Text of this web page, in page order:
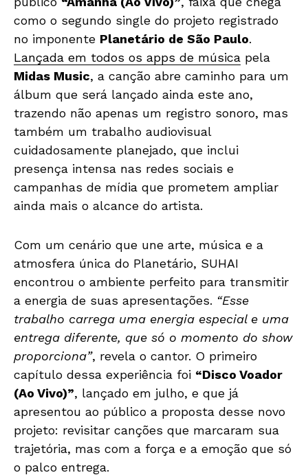
como o segundo single do projeto registrado
no imponente Planetário de São Paulo.
Lançada em todos os apps de música pela
Midas Music, a canção abre caminho para um
álbum que será lançado ainda este ano,
trazendo não apenas um registro sonoro, mas
também um trabalho audiovisual
cuidadosamente planejado, que inclui
presença intensa nas redes sociais e
campanhas de mídia que prometem ampliar
ainda mais o alcance do artista.
Com um cenário que une arte, música e a
atmosfera única do Planetário, SUHAI
encontrou o ambiente perfeito para transmitir
a energia de suas apresentações. “Esse
trabalho carrega uma energia especial e uma
entrega diferente, que só o momento do show
proporciona”, revela o cantor. O primeiro
capítulo dessa experiência foi “Disco Voador
(Ao Vivo)”, lançado em julho, e que já
apresentou ao público a proposta desse novo
projeto: revisitar canções que marcaram sua
trajetória, mas com a força e a emoção que só
o palco entrega.